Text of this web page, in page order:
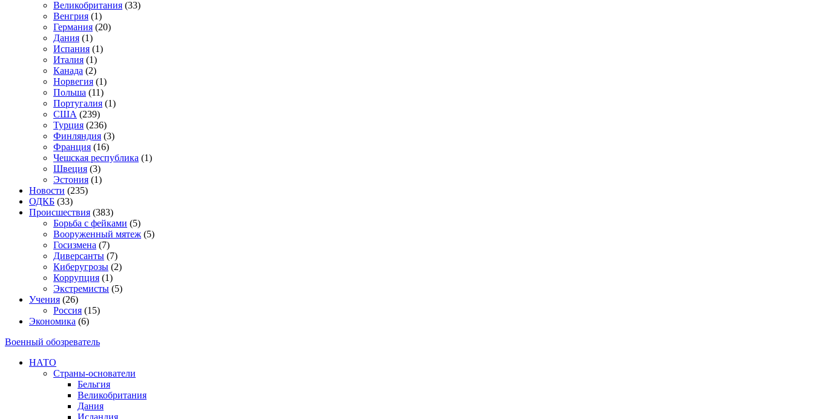
Великобритания (33)
Венгрия (1)
Германия (20)
Дания (1)
Испания (1)
Италия (1)
Канада (2)
Норвегия (1)
Польша (11)
Португалия (1)
США (239)
Турция (236)
Финляндия (3)
Франция (16)
Чешская республика (1)
Швеция (3)
Эстония (1)
Новости (235)
ОДКБ (33)
Происшествия (383)
Борьба с фейками (5)
Вооруженный мятеж (5)
Госизмена (7)
Диверсанты (7)
Киберугрозы (2)
Коррупция (1)
Экстремисты (5)
Учения (26)
Россия (15)
Экономика (6)
Военный обозреватель
НАТО
Страны-основатели
Бельгия
Великобритания
Дания